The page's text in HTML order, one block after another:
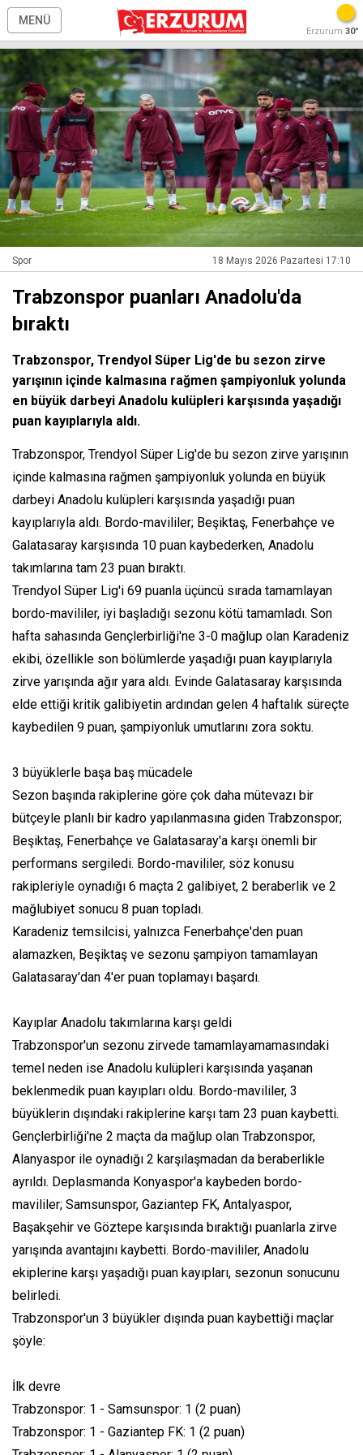
MENÜ
Erzurum 30°
Spor 18 Mayıs 2026 Pazartesi 17:10
Trabzonspor puanları Anadolu'da
bıraktı
Trabzonspor, Trendyol Süper Lig'de bu sezon zirve
yarışının içinde kalmasına rağmen şampiyonluk yolunda
en büyük darbeyi Anadolu kulüpleri karşısında yaşadığı
puan kayıplarıyla aldı.
Trabzonspor, Trendyol Süper Lig'de bu sezon zirve yarışının
içinde kalmasına rağmen şampiyonluk yolunda en büyük
darbeyi Anadolu kulüpleri karşısında yaşadığı puan
kayıplarıyla aldı. Bordo-mavililer; Beşiktaş, Fenerbahçe ve
Galatasaray karşısında 10 puan kaybederken, Anadolu
takımlarına tam 23 puan bıraktı.
Trendyol Süper Lig'i 69 puanla üçüncü sırada tamamlayan
bordo-mavililer, iyi başladığı sezonu kötü tamamladı. Son
hafta sahasında Gençlerbirliği'ne 3-0 mağlup olan Karadeniz
ekibi, özellikle son bölümlerde yaşadığı puan kayıplarıyla
zirve yarışında ağır yara aldı. Evinde Galatasaray karşısında
elde ettiği kritik galibiyetin ardından gelen 4 haftalık süreçte
kaybedilen 9 puan, şampiyonluk umutlarını zora soktu.
3 büyüklerle başa baş mücadele
Sezon başında rakiplerine göre çok daha mütevazı bir
bütçeyle planlı bir kadro yapılanmasına giden Trabzonspor;
Beşiktaş, Fenerbahçe ve Galatasaray'a karşı önemli bir
performans sergiledi. Bordo-mavililer, söz konusu
rakipleriyle oynadığı 6 maçta 2 galibiyet, 2 beraberlik ve 2
mağlubiyet sonucu 8 puan topladı.
Karadeniz temsilcisi, yalnızca Fenerbahçe'den puan
alamazken, Beşiktaş ve sezonu şampiyon tamamlayan
Galatasaray'dan 4'er puan toplamayı başardı.
Kayıplar Anadolu takımlarına karşı geldi
Trabzonspor'un sezonu zirvede tamamlayamamasındaki
temel neden ise Anadolu kulüpleri karşısında yaşanan
beklenmedik puan kayıpları oldu. Bordo-mavililer, 3
büyüklerin dışındaki rakiplerine karşı tam 23 puan kaybetti.
Gençlerbirliği'ne 2 maçta da mağlup olan Trabzonspor,
Alanyaspor ile oynadığı 2 karşılaşmadan da beraberlikle
ayrıldı. Deplasmanda Konyaspor'a kaybeden bordo-
mavililer; Samsunspor, Gaziantep FK, Antalyaspor,
Başakşehir ve Göztepe karşısında bıraktığı puanlarla zirve
yarışında avantajını kaybetti. Bordo-mavililer, Anadolu
ekiplerine karşı yaşadığı puan kayıpları, sezonun sonucunu
belirledi.
Trabzonspor'un 3 büyükler dışında puan kaybettiği maçlar
şöyle:
İlk devre
Trabzonspor: 1 - Samsunspor: 1 (2 puan)
Trabzonspor: 1 - Gaziantep FK: 1 (2 puan)